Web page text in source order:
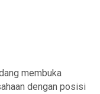
membuka
dengan posisi